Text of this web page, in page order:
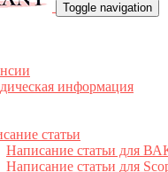
Toggle navigation
информация
статьи
Написание статьи для
Написание статьи для